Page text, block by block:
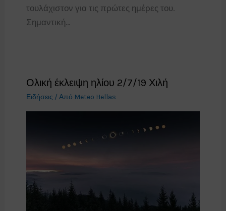
τουλάχιστον για τις πρώτες ημέρες του.
Σημαντική…
Ολική έκλειψη ηλίου 2/7/19 Χιλή
Ειδήσεις / Από Meteo Hellas